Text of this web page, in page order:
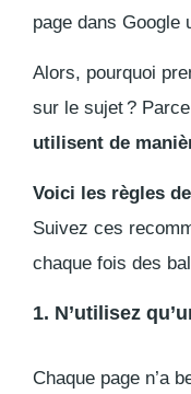
page dans Google
Alors, pourquoi
sur le sujet ?
utilisent de
Voici les règles
Suivez ces
chaque fois des
1. N’utilisez
Chaque page n’a